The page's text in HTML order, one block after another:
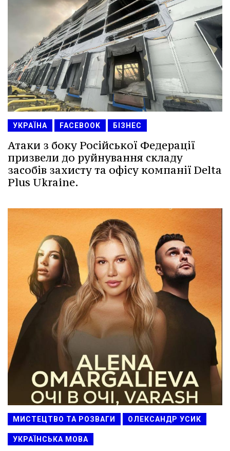
УКРАЇНА FACEBOOK БІЗНЕС
Атаки з боку Російської Федерації
призвели до руйнування складу
засобів захисту та офісу компанії Delta
Plus Ukraine.
МИСТЕЦТВО ТА РОЗВАГИ ОЛЕКСАНДР УСИК
УКРАЇНСЬКА МОВА